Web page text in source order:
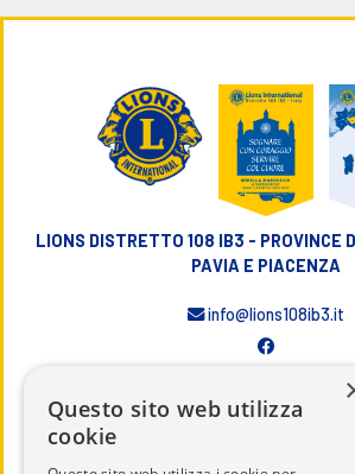
LIONS DISTRETTO 108 IB3 - PROVINCE
PAVIA E PIACENZA
info@lions108ib3.it
Questo sito web utilizza
cookie